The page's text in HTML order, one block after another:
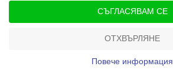
ПРОМО
www.SaitMax.com|
СЪГЛАСЯВАМ СЕ
ОТХВЪРЛЯНЕ
Повече информация